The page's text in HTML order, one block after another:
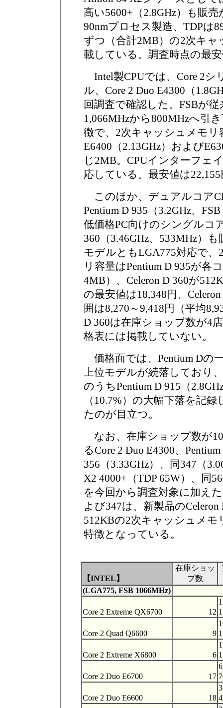
高い5600+（2.8GHz）も販
90nmプロセス製造、TDPは
ずつ（合計2MB）の2次キ
載している。調査時点の最
Intel製CPUでは、Core 2シ
ル、Core 2 Duo E4300（
回調査で確認した。FSBが
1,066MHzから800MHzへ引
徴で、2次キャッシュメモリ
E6400（2.13GHz）および
じ2MB。CPUインターフェ
応している。最安値は22,155
このほか、デュアルコア
Pentium D 935（3.2GHz、
低価格PC向けのシングルコ
360（3.46GHz、533MHz）
モデルともLGA775対応で
リ容量はPentium D 935が各
4MB）、Celeron D 360が
の最安値は18,348円、
囲は8,270～9,418円（平均
D 360は在庫ショップ数が4
格表には掲載していない。
価格面では、Pentium Dの
上位モデルが続落しており
のうちPentium D 915（
（10.7%）の大幅下落を記
たのが目立つ。
なお、在庫ショップ数が
るCore 2 Duo E4300、
356（3.33GHz）、同347（
X2 4000+（TDP 65W）、同
を今回から調査対象に加えた
よび347は、新製品の
512KBの2次キャッシュメモ
特徴となっている。
【INTEL】
在庫ショッ
プ数
(LGA775, FSB 1066MHz)
Core 2 Extreme QX6700 12
Core 2 Quad Q6600 9
Core 2 Extreme X6800 6
Core 2 Duo E6700 17
Core 2 Duo E6600 18